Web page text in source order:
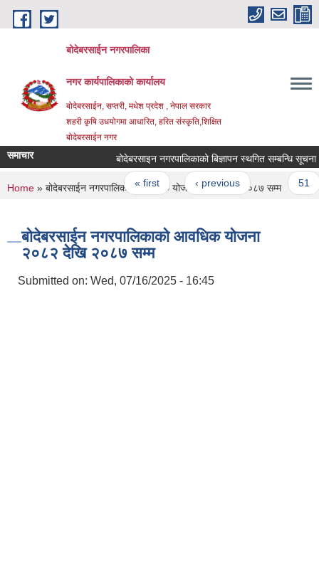
Skip to main content
बोदेबरसाईन नगरपालिका
नगर कार्यपालिकाको कार्यालय
बोदेबरसाईन, सप्तरी, मधेश प्रदेश , नेपाल सरकार
शहरी कृषि उधयोगमा आधारित, हरित संस्कृति,शिक्षित
बोदेबरसाईन नगर
समाचार बोदेबरसाइन नगरपालिकाको बिज्ञापन स्थगित सम्बन्धि सूचना
Pages
« first ‹ previous …
You are here
Home » बोदेबरसाईन नगरपालिकाको आवधिक योजना २०८२ देखि २०८७ सम्म
बोदेबरसाईन नगरपालिकाको आवधिक योजना
२०८२ देखि २०८७ सम्म
Submitted on: Wed, 07/16/2025 - 16:45